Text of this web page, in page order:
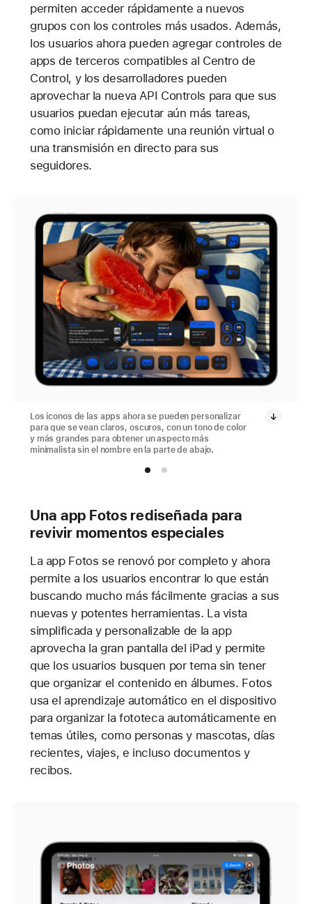
permiten acceder rápidamente a nuevos
grupos con los controles más usados. Además,
los usuarios ahora pueden agregar controles de
apps de terceros compatibles al Centro de
Control, y los desarrolladores pueden
aprovechar la nueva API Controls para que sus
usuarios puedan ejecutar aún más tareas,
como iniciar rápidamente una reunión virtual o
una transmisión en directo para sus
seguidores.
Los íconos de las apps ahora se pueden personalizar
para que se vean claros, oscuros, con un tono de color
y más grandes para obtener un aspecto más
minimalista sin el nombre en la parte de abajo.
Una app Fotos rediseñada para
revivir momentos especiales
La app Fotos se renovó por completo y ahora
permite a los usuarios encontrar lo que están
buscando mucho más fácilmente gracias a sus
nuevas y potentes herramientas. La vista
simplificada y personalizable de la app
aprovecha la gran pantalla del iPad y permite
que los usuarios busquen por tema sin tener
que organizar el contenido en álbumes. Fotos
usa el aprendizaje automático en el dispositivo
para organizar la fototeca automáticamente en
temas útiles, como personas y mascotas, días
recientes, viajes, e incluso documentos y
recibos.